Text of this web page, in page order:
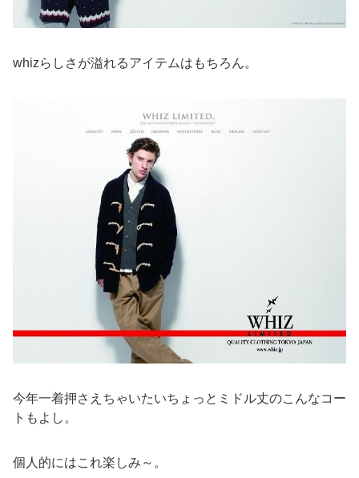
whizらしさが溢れるアイテムはもちろん。
今年一着押さえちゃいたいちょっとミドル丈のこんなコー
トもよし。
個人的にはこれ楽しみ～。